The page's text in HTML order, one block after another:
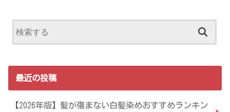
最近の投稿
【2026年版】髪が傷まない白髪染めおすすめランキン